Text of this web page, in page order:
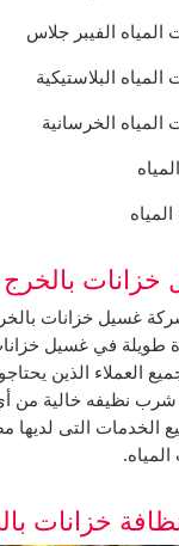
الفيبر جلاس
البلاستيكية
الخرسانية
بالخرج
غسيل خزانات
طويلة في غسيل
العملاء الذين
نظيفه خالية من
الخدمات التى لديها
خزانات